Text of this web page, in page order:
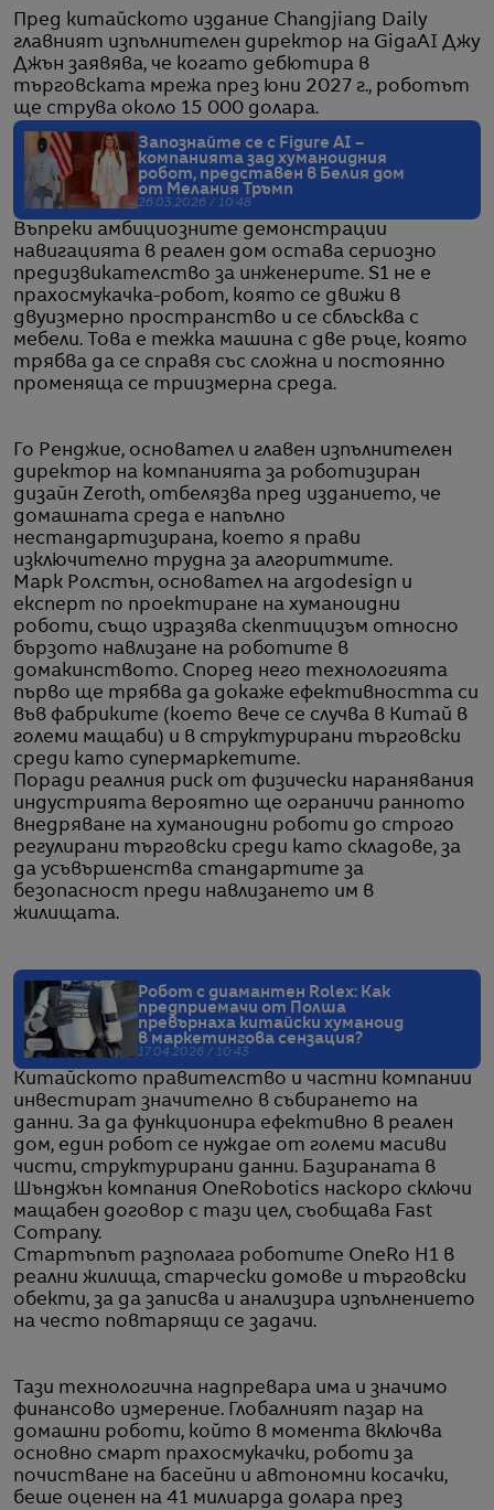
Пред китайското издание Changjiang Daily
главният изпълнителен директор на GigaAI Джу
Джън заявява, че когато дебютира в
търговската мрежа през юни 2027 г., роботът
ще струва около 15 000 долара.
Запознайте се с Figure AI –
компанията зад хуманоидния
робот, представен в Белия дом
от Мелания Тръмп
26.03.2026 / 10:48
Въпреки амбициозните демонстрации
навигацията в реален дом остава сериозно
предизвикателство за инженерите. S1 не е
прахосмукачка-робот, която се движи в
двуизмерно пространство и се сблъсква с
мебели. Това е тежка машина с две ръце, която
трябва да се справя със сложна и постоянно
променяща се триизмерна среда.
Го Ренджие, основател и главен изпълнителен
директор на компанията за роботизиран
дизайн Zeroth, отбелязва пред изданието, че
домашната среда е напълно
нестандартизирана, което я прави
изключително трудна за алгоритмите.
Марк Ролстън, основател на argodesign и
експерт по проектиране на хуманоидни
роботи, също изразява скептицизъм относно
бързото навлизане на роботите в
домакинството. Според него технологията
първо ще трябва да докаже ефективността си
във фабриките (което вече се случва в Китай в
големи мащаби) и в структурирани търговски
среди като супермаркетите.
Поради реалния риск от физически наранявания
индустрията вероятно ще ограничи ранното
внедряване на хуманоидни роботи до строго
регулирани търговски среди като складове, за
да усъвършенства стандартите за
безопасност преди навлизането им в
жилищата.
Робот с диамантен Rolex: Как
предприемачи от Полша
превърнаха китайски хуманоид
в маркетингова сензация?
17.04.2026 / 10:43
Китайското правителство и частни компании
инвестират значително в събирането на
данни. За да функционира ефективно в реален
дом, един робот се нуждае от големи масиви
чисти, структурирани данни. Базираната в
Шънджън компания OneRobotics наскоро сключи
мащабен договор с тази цел, съобщава Fast
Company.
Стартъпът разполага роботите OneRo H1 в
реални жилища, старчески домове и търговски
обекти, за да записва и анализира изпълнението
на често повтарящи се задачи.
Тази технологична надпревара има и значимо
финансово измерение. Глобалният пазар на
домашни роботи, който в момента включва
основно смарт прахосмукачки, роботи за
почистване на басейни и автономни косачки,
беше оценен на 41 милиарда долара през